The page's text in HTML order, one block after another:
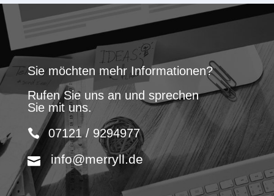
Sie möchten mehr Informationen?
Rufen Sie uns an und sprechen
Sie mit uns.
07121 / 9294977
info@merryll.de